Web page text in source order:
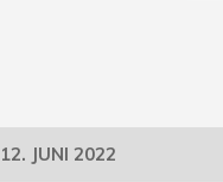
12. JUNI 2022